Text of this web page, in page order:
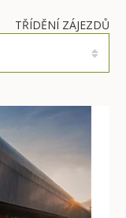
TŘÍDĚNÍ ZÁJEZDŮ